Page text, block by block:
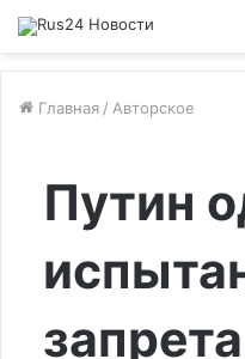
Главная / Авторское
Путин